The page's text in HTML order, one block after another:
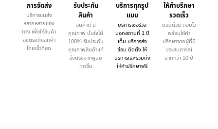
การจัดส่ง
บริการขนส่ง
หลากหลายช่อง
ทาง เพื่อให้สินค้า
ส่งตรงถึงลูกค้า
โดยเร็วที่สุด
รับประกัน
สินค้า
สินค้าดี มี
คุณภาพ มั่นใจได้
100% รับประกัน
คุณภาพสินค้าแท้
ส่งตรงจากศูนย์
ทุกชิ้น
บริการทุกรูป
แบบ
บริการเซอร์วิส
นอกสถานที่ 1 ปี
เต็ม บริการส่ง
ซ่อม ติดตั้ง ให้
บริการและรวมถึง
ให้คำปรึกษาฟรี
ให้คำบรึกษา
รวดเร็ว
ตอบด่วน ตอบไว
พร้อมให้คำ
ปรึกษาจากผู้ที่มี
ประสบการณ์
มากกว่า 10 ปี